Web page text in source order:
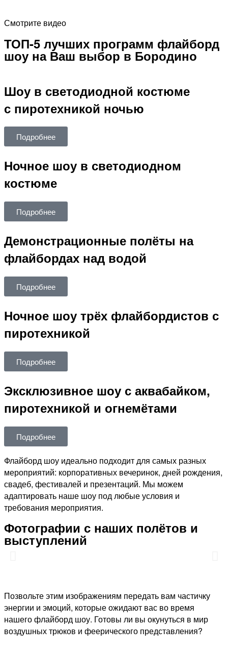
Смотрите видео
ТОП-5 лучших программ флайборд
шоу на Ваш выбор в Бородино
Шоу в светодиодной костюме
с пиротехникой ночью
Подробнее
Ночное шоу в светодиодном
костюме
Подробнее
Демонстрационные полёты на
флайбордах над водой
Подробнее
Ночное шоу трёх флайбордистов с
пиротехникой
Подробнее
Эксклюзивное шоу с аквабайком,
пиротехникой и огнемётами
Подробнее
Флайборд шоу идеально подходит для самых разных
мероприятий: корпоративных вечеринок, дней рождения,
свадеб, фестивалей и презентаций. Мы можем
адаптировать наше шоу под любые условия и
требования мероприятия.
Фотографии с наших полётов и
выступлений
Позвольте этим изображениям передать вам частичку
энергии и эмоций, которые ожидают вас во время
нашего флайборд шоу. Готовы ли вы окунуться в мир
воздушных трюков и феерического представления?